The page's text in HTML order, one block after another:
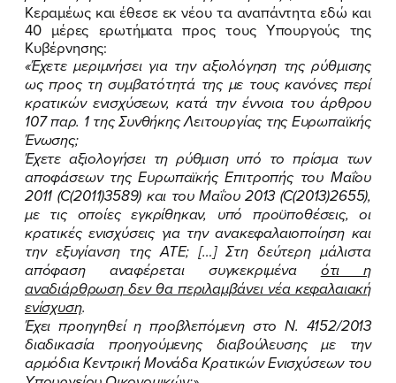
Κεραμέως και έθεσε εκ νέου τα αναπάντητα εδώ και
40 μέρες ερωτήματα προς τους Υπουργούς της
Κυβέρνησης:
«Έχετε μεριμνήσει για την αξιολόγηση της ρύθμισης
ως προς τη συμβατότητά της με τους κανόνες περί
κρατικών ενισχύσεων, κατά την έννοια του άρθρου
107 παρ. 1 της Συνθήκης Λειτουργίας της Ευρωπαϊκής
Ένωσης;
Έχετε αξιολογήσει τη ρύθμιση υπό το πρίσμα των
αποφάσεων της Ευρωπαϊκής Επιτροπής του Μαΐου
2011 (C(2011)3589) και του Μαΐου 2013 (C(2013)2655),
με τις οποίες εγκρίθηκαν, υπό προϋποθέσεις, οι
κρατικές ενισχύσεις για την ανακεφαλαιοποίηση και
την εξυγίανση της ΑΤΕ; […] Στη δεύτερη μάλιστα
απόφαση αναφέρεται συγκεκριμένα ότι η
αναδιάρθρωση δεν θα περιλαμβάνει νέα κεφαλαιακή
ενίσχυση.
Έχει προηγηθεί η προβλεπόμενη στο Ν. 4152/2013
διαδικασία προηγούμενης διαβούλευσης με την
αρμόδια Κεντρική Μονάδα Κρατικών Ενισχύσεων του